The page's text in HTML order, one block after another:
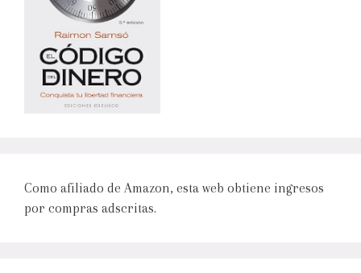
Como afiliado de Amazon, esta web obtiene ingresos
por compras adscritas.